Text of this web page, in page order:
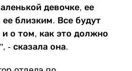
девочке, ее
близким. Все будут
и о том, как это должно
- сказала она.